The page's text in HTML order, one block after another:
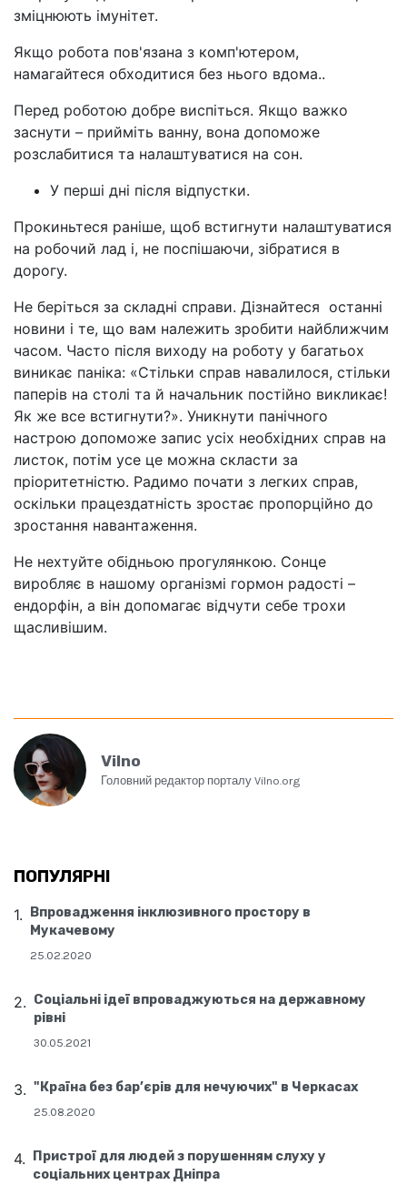
зміцнюють імунітет.
Якщо робота пов'язана з комп'ютером,
намагайтеся обходитися без нього вдома..
Перед роботою добре виспіться. Якщо важко
заснути – прийміть ванну, вона допоможе
розслабитися та налаштуватися на сон.
У перші дні після відпустки.
Прокиньтеся раніше, щоб встигнути налаштуватися
на робочий лад і, не поспішаючи, зібратися в
дорогу.
Не беріться за складні справи. Дізнайтеся останні
новини і те, що вам належить зробити найближчим
часом. Часто після виходу на роботу у багатьох
виникає паніка: «Стільки справ навалилося, стільки
паперів на столі та й начальник постійно викликає!
Як же все встигнути?». Уникнути панічного
настрою допоможе запис усіх необхідних справ на
листок, потім усе це можна скласти за
пріоритетністю. Радимо почати з легких справ,
оскільки працездатність зростає пропорційно до
зростання навантаження.
Не нехтуйте обідньою прогулянкою. Сонце
виробляє в нашому організмі гормон радості –
ендорфін, а він допомагає відчути себе трохи
щасливішим.
Vilno
Головний редактор порталу Vilno.org
ПОПУЛЯРНІ
Впровадження інклюзивного простору в
Мукачевому
25.02.2020
Соціальні ідеї впроваджуються на державному
рівні
30.05.2021
"Країна без бар’єрів для нечуючих" в Черкасах
25.08.2020
Пристрої для людей з порушенням слуху у
соціальних центрах Дніпра